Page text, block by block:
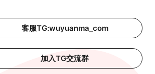
客服TG:wuyuanma_com
加入TG交流群